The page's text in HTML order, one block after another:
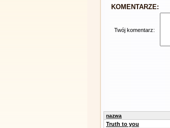
KOMENTARZE:
Twój komentarz:
nazwa
Truth to you